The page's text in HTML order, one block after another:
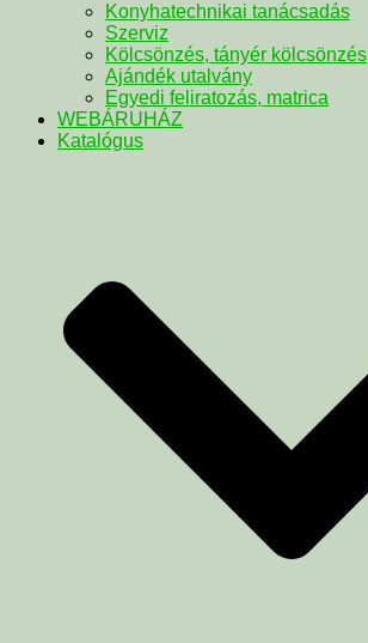
Konyhatechnikai tanácsadás
Szerviz
Kölcsönzés, tányér kölcsönzés
Ajándék utalvány
Egyedi feliratozás, matrica
WEBÁRUHÁZ
Katalógus